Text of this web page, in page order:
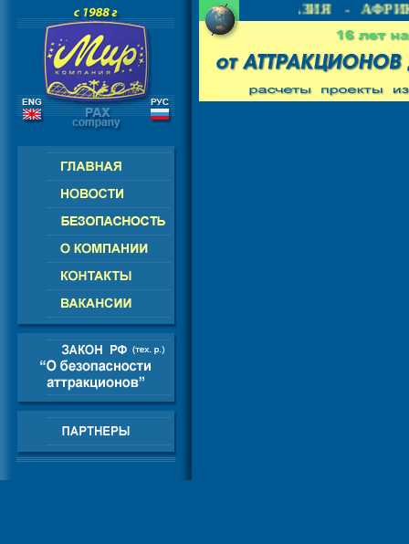
СНГ - ЕВРОПА - АМЕРИКА - АЗИЯ -